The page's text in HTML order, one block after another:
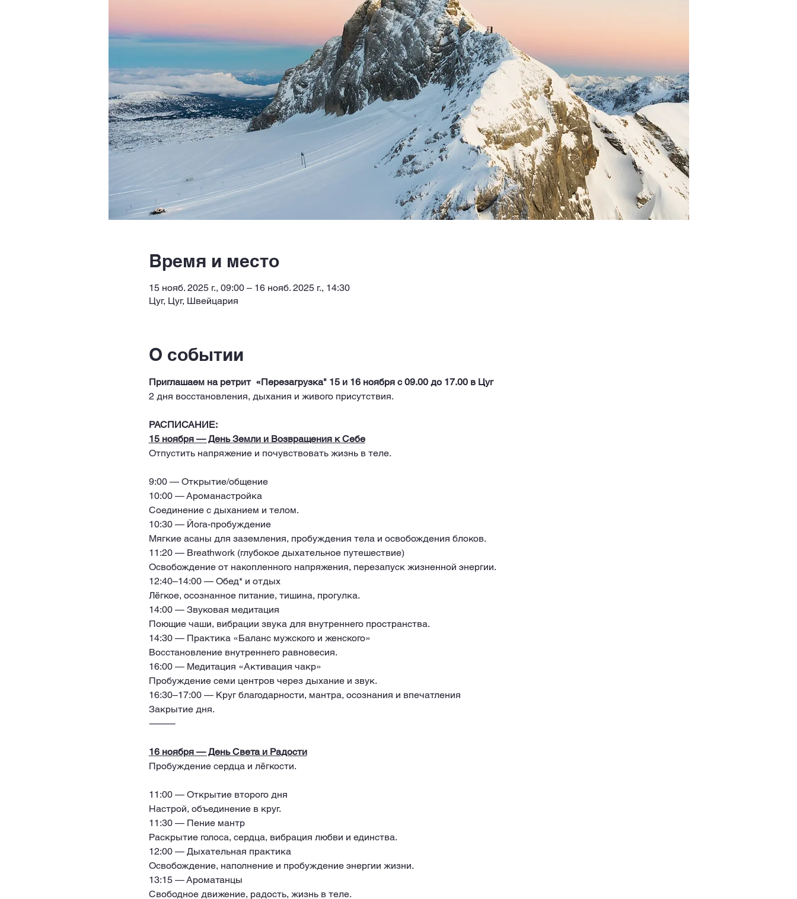
Время и место
15 нояб. 2025 г., 09:00 – 16 нояб. 2025 г., 14:30
Цуг, Цуг, Швейцария
О событии
Приглашаем на ретрит  «Перезагрузка" 15 и 16 ноября с 09.00 до 17.00 в Цуг
2 дня восстановления, дыхания и живого присутствия.
РАСПИСАНИЕ:
15 ноября — День Земли и Возвращения к Себе
Отпустить напряжение и почувствовать жизнь в теле.
9:00 — Открытие/общение
10:00 — Ароманастройка
Соединение с дыханием и телом.
10:30 — Йога-пробуждение
Мягкие асаны для заземления, пробуждения тела и освобождения блоков.
11:20 — Breathwork (глубокое дыхательное путешествие)
Освобождение от накопленного напряжения, перезапуск жизненной энергии.
12:40–14:00 — Обед* и отдых
Лёгкое, осознанное питание, тишина, прогулка.
14:00 — Звуковая медитация
Поющие чаши, вибрации звука для внутреннего пространства.
14:30 — Практика «Баланс мужского и женского»
Восстановление внутреннего равновесия.
16:00 — Медитация «Активация чакр»
Пробуждение семи центров через дыхание и звук.
16:30–17:00 — Круг благодарности, мантра, осознания и впечатления
Закрытие дня.
⸻
16 ноября — День Света и Радости
Пробуждение сердца и лёгкости.
11:00 — Открытие второго дня
Настрой, объединение в круг.
11:30 — Пение мантр
Раскрытие голоса, сердца, вибрация любви и единства.
12:00 — Дыхательная практика
Освобождение, наполнение и пробуждение энергии жизни.
13:15 — Ароматанцы
Свободное движение, радость, жизнь в теле.